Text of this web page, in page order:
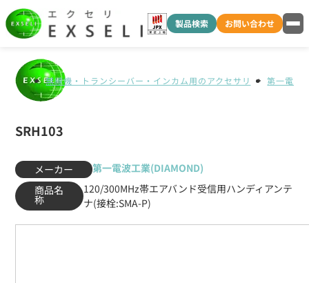
製品検索 お問い合わせ
無線機・トランシーバー・インカム用のアクセサリ 第一電波
SRH103
メーカー
第一電波工業(DIAMOND)
商品名
称
120/300MHz帯エアバンド受信用ハンディアンテ
ナ(接栓:SMA-P)